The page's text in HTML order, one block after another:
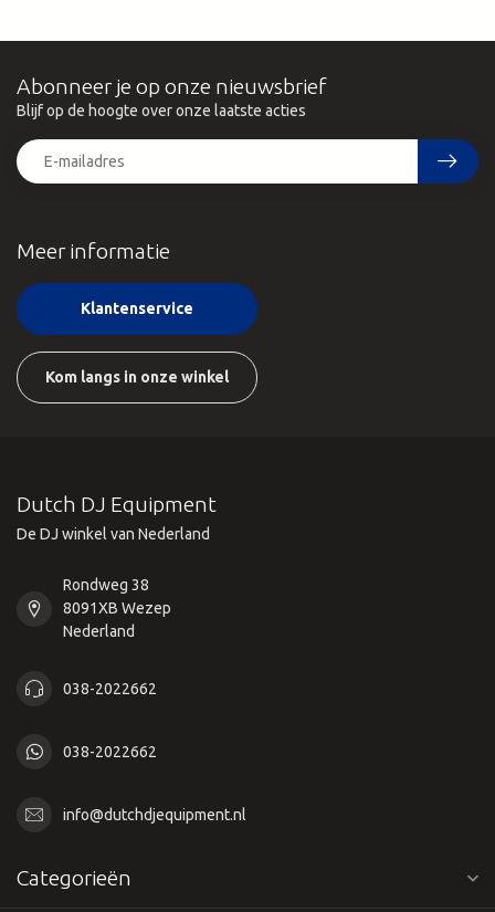
Meer informatie
Klantenservice
Kom langs in onze winkel
Abonneer je op onze nieuwsbrief
Blijf op de hoogte over onze laatste acties
Dutch DJ Equipment
De DJ winkel van Nederland
Rondweg 38
8091XB Wezep
Nederland
038-2022662
038-2022662
info@dutchdjequipment.nl
Categorieën